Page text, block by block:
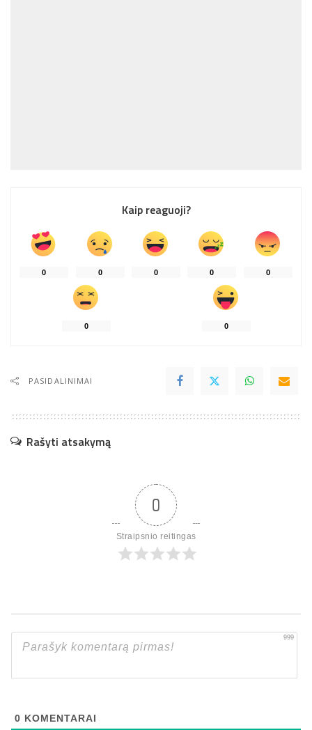
Kaip reaguoji?
0 0 0 0 0
0 0
PASIDALINIMAI
Rašyti atsakymą
0
Straipsnio reitingas
999
0 KOMENTARAI